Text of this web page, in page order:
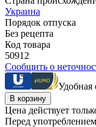
Украина
Порядок отпуска
Без рецепта
Код товара
50912
Сообщить о
Удобная
В корзину
Цена действует
Перед